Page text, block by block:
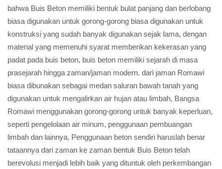
bahwa Buis Beton memiliki bentuk bulat panjang dan berlobang
biasa digunakan untuk gorong-gorong biasa digunakan untuk
konstruksi yang sudah banyak digunakan sejak lama, dengan
material yang memenuhi syarat memberikan kekerasan yang
padat pada buis beton, buis beton memiliki sejarah di masa
prasejarah hingga zaman/jaman modern. dari jaman Romawi
biasa dibunakan sebagai medan saluran bawah tanah yang
digunakan untuk mengalirkan air hujan atau limbah, Bangsa
Romawi menggunakan gorong-gorong untuk banyak keperluan,
seperti pengelolaan air minum, penggunaan pembuangan
limbah dan lainnya, Penggunaan beton sendiri haruslah benar
tataannya dari zaman ke zaman bentuk Buis Beton telah
berevolusi menjadi lebih baik yang dituntuk oleh perkembangan